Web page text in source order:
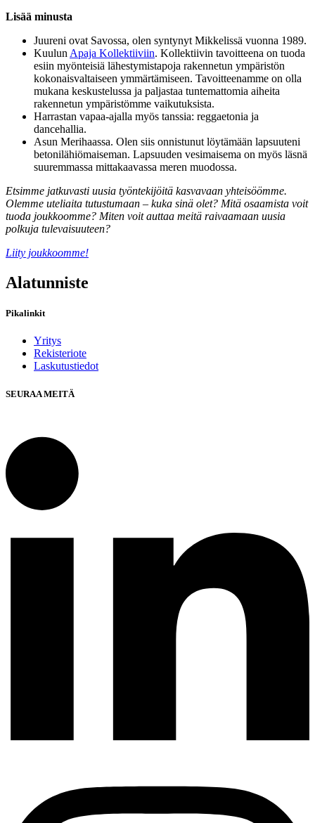
Lisää minusta
Juureni ovat Savossa, olen syntynyt Mikkelissä vuonna 1989.
Kuulun Apaja Kollektiiviin. Kollektiivin tavoitteena on tuoda
esiin myönteisiä lähestymistapoja rakennetun ympäristön
kokonaisvaltaiseen ymmärtämiseen. Tavoitteenamme on olla
mukana keskustelussa ja paljastaa tuntemattomia aiheita
rakennetun ympäristömme vaikutuksista.
Harrastan vapaa-ajalla myös tanssia: reggaetonia ja
dancehallia.
Asun Merihaassa. Olen siis onnistunut löytämään lapsuuteni
betonilähiömaiseman. Lapsuuden vesimaisema on myös läsnä
suuremmassa mittakaavassa meren muodossa.
Etsimme jatkuvasti uusia työntekijöitä kasvavaan yhteisöömme.
Olemme uteliaita tutustumaan – kuka sinä olet? Mitä osaamista voit
tuoda joukkoomme? Miten voit auttaa meitä raivaamaan uusia
polkuja tulevaisuuteen?
Liity joukkoomme!
Alatunniste
Pikalinkit
Yritys
Rekisteriote
Laskutustiedot
SEURAA MEITÄ